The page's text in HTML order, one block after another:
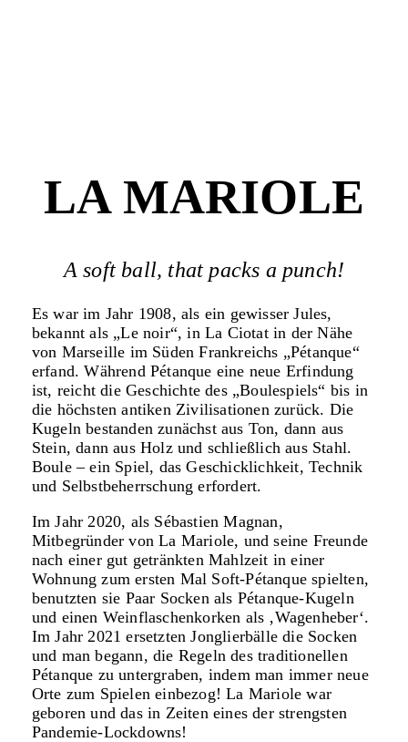
LA MARIOLE
A soft ball, that packs a punch!
Es war im Jahr 1908, als ein gewisser Jules,
bekannt als „Le noir“, in La Ciotat in der Nähe
von Marseille im Süden Frankreichs „Pétanque“
erfand. Während Pétanque eine neue Erfindung
ist, reicht die Geschichte des „Boulespiels“ bis in
die höchsten antiken Zivilisationen zurück. Die
Kugeln bestanden zunächst aus Ton, dann aus
Stein, dann aus Holz und schließlich aus Stahl.
Boule – ein Spiel, das Geschicklichkeit, Technik
und Selbstbeherrschung erfordert.
Im Jahr 2020, als Sébastien Magnan,
Mitbegründer von La Mariole, und seine Freunde
nach einer gut getränkten Mahlzeit in einer
Wohnung zum ersten Mal Soft-Pétanque spielten,
benutzten sie Paar Socken als Pétanque-Kugeln
und einen Weinflaschenkorken als ‚Wagenheber‘.
Im Jahr 2021 ersetzten Jonglierbälle die Socken
und man begann, die Regeln des traditionellen
Pétanque zu untergraben, indem man immer neue
Orte zum Spielen einbezog! La Mariole war
geboren und das in Zeiten eines der strengsten
Pandemie-Lockdowns!